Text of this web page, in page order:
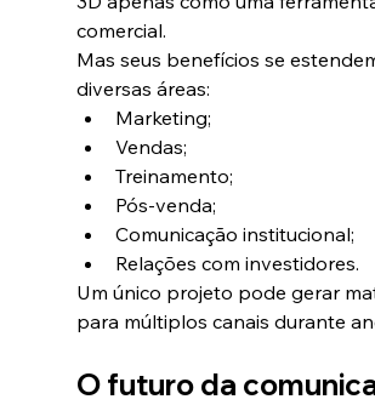
comercial.
Mas seus benefícios se
diversas áreas:
Marketing;
Vendas;
Treinamento;
Pós-venda;
Comunicação institucional;
Relações com investidores.
Um único projeto pode gerar
para múltiplos canais durante
O futuro da